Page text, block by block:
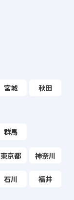
宮城 秋田
群馬
東京都 神奈川
石川 福井